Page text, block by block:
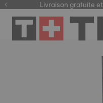
Livraison gratuite